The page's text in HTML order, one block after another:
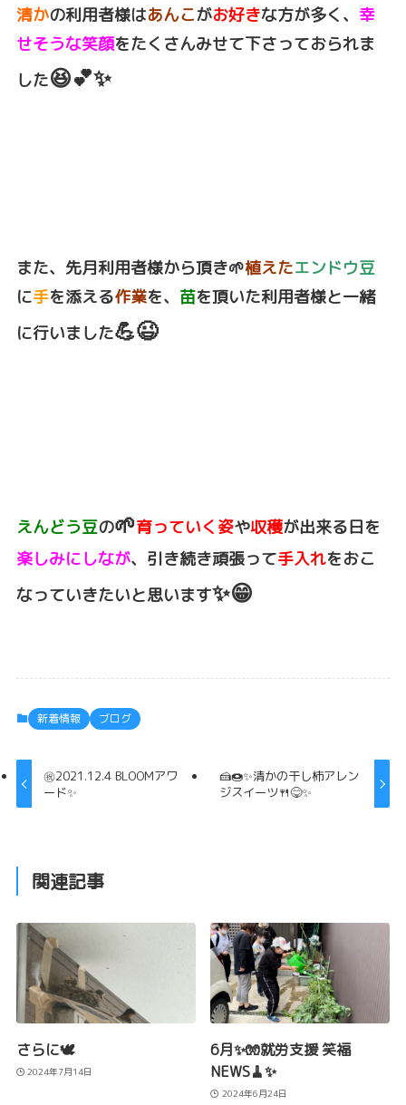
清かの利用者様はあんこがお好きな方が多く、 幸
せそうな笑顔をたくさんみせて下さっておられま
した😆💕✨
また、先月利用者様から頂き🌱植えたエンドウ豆
に手を添える作業を、 苗を頂いた利用者様と一緒
に行いました💪😉
えんどう豆の🌱育っていく姿や収穫が出来る日を
楽しみにしなが、引き続き頑張って手入れをおこ
なっていきたいと思います✨😁
新着情報 ブログ
㊗️2021.12.4 BLOOMアワ
ード✨
🍰🍩✨清かの干し柿アレン
ジスイーツ🍴😋✨
関連記事
さらに🕊️
2024年7月14日
6月✨🧤就労支援 笑福
NEWS🧹✨
2024年6月24日